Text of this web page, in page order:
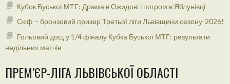
Кубок Буської МТГ: Драма в Ожидові і погром в Яблунівці
Скіф – бронзовий призер Третьої ліги Львівщини сезону-2026!
Гольовий дощ у 1/4 фіналу Кубка Буської МТГ: результати
недільних матчів
ПРЕМ’ЄР-ЛІГА ЛЬВІВСЬКОЇ ОБЛАСТІ